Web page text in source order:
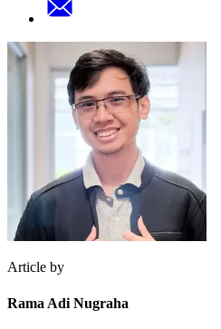
Article by
Rama Adi Nugraha